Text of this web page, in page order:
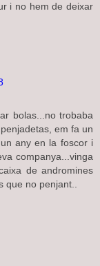
i no hem de deixar
bolas...no trobaba
em fa un
any en la foscor i
companya...vinga
de andromines
no penjant..